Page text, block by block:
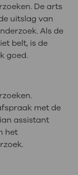
De arts
uitslag van
Als de
belt, is de
goed.
met de
assistant
het